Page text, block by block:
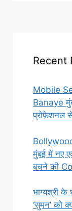
Recent
Mobile
Banaye
प्रोफ़ेशनल
मुंबई में नए
बचने की
भाग्यश्री के
‘सुमन’ को